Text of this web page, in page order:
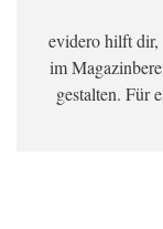
evidero hilft dir,
im
gestalten. Für